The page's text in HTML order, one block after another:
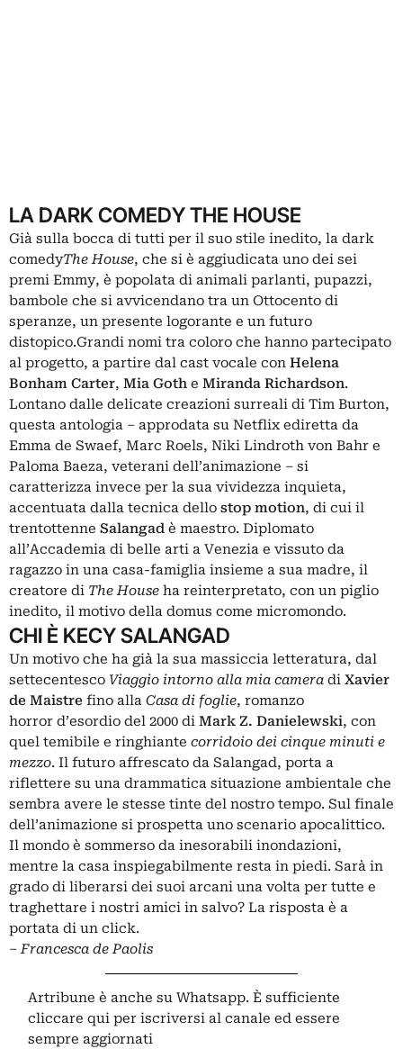
LA DARK COMEDY THE HOUSE
Già sulla bocca di tutti per il suo stile inedito, la dark
comedyThe House, che si è aggiudicata uno dei sei
premi Emmy, è popolata di animali parlanti, pupazzi,
bambole che si avvicendano tra un Ottocento di
speranze, un presente logorante e un futuro
distopico.Grandi nomi tra coloro che hanno partecipato
al progetto, a partire dal cast vocale con Helena
Bonham Carter, Mia Goth e Miranda Richardson.
Lontano dalle delicate creazioni surreali di Tim Burton,
questa antologia – approdata su Netflix ediretta da
Emma de Swaef, Marc Roels, Niki Lindroth von Bahr e
Paloma Baeza, veterani dell’animazione – si
caratterizza invece per la sua vividezza inquieta,
accentuata dalla tecnica dello stop motion, di cui il
trentottenne Salangad è maestro. Diplomato
all’Accademia di belle arti a Venezia e vissuto da
ragazzo in una casa-famiglia insieme a sua madre, il
creatore di The House ha reinterpretato, con un piglio
inedito, il motivo della domus come micromondo.
CHI È KECY SALANGAD
Un motivo che ha già la sua massiccia letteratura, dal
settecentesco Viaggio intorno alla mia camera di Xavier
de Maistre fino alla Casa di foglie, romanzo
horror d’esordio del 2000 di Mark Z. Danielewski, con
quel temibile e ringhiante corridoio dei cinque minuti e
mezzo. Il futuro affrescato da Salangad, porta a
riflettere su una drammatica situazione ambientale che
sembra avere le stesse tinte del nostro tempo. Sul finale
dell’animazione si prospetta uno scenario apocalittico.
Il mondo è sommerso da inesorabili inondazioni,
mentre la casa inspiegabilmente resta in piedi. Sarà in
grado di liberarsi dei suoi arcani una volta per tutte e
traghettare i nostri amici in salvo? La risposta è a
portata di un click.
– Francesca de Paolis
Artribune è anche su Whatsapp. È sufficiente
cliccare qui per iscriversi al canale ed essere
sempre aggiornati